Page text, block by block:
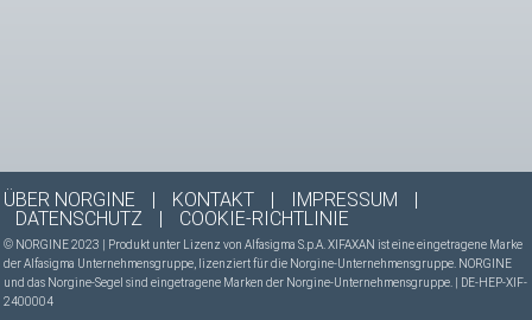
ÜBER NORGINE | KONTAKT | IMPRESSUM
|
DATENSCHUTZ
| COOKIE-RICHTLINIE
© NORGINE 2023 | Produkt unter Lizenz von Alfasigma S.p.A. XIFAXAN ist eine eingetragene Marke
der Alfasigma Unternehmensgruppe, lizenziert für die Norgine-Unternehmensgruppe. NORGINE
und das Norgine-Segel sind eingetragene Marken der Norgine-Unternehmensgruppe. | DE-HEP-XIF-
2400004